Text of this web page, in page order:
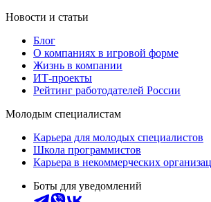
Новости и статьи
Блог
О компаниях в игровой форме
Жизнь в компании
ИТ-проекты
Рейтинг работодателей России
Молодым специалистам
Карьера для молодых специалистов
Школа программистов
Карьера в некоммерческих
Боты для уведомлений